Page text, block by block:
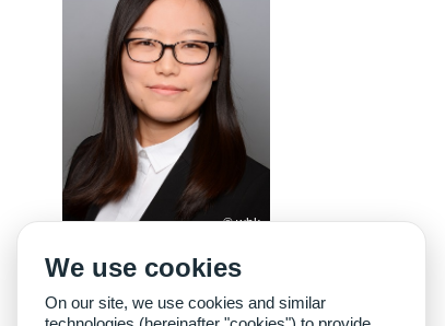
wbk
We use cookies
On our site, we use cookies and similar